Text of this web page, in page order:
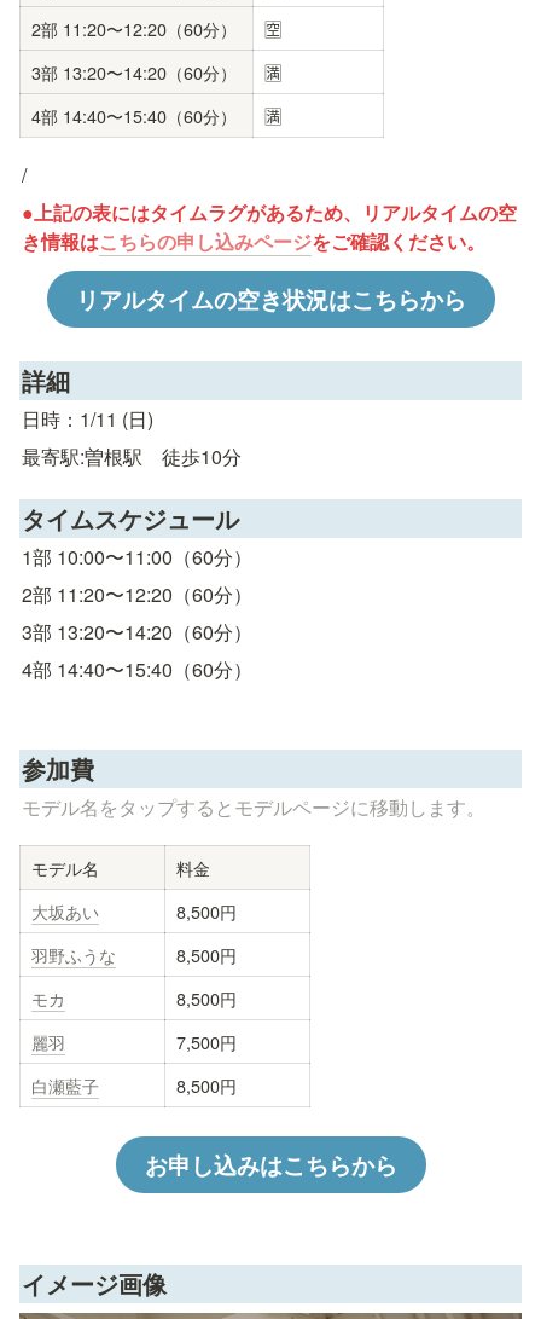
2部 11:20〜12:20（60分）
🈳
3部 13:20〜14:20（60分）
🈵
4部 14:40〜15:40（60分）
🈵
/
●上記の表にはタイムラグがあるため、リアルタイムの空
き情報はこちらの申し込みページをご確認ください。
リアルタイムの空き状況はこちらから
詳細
日時：1/11 (日)
最寄駅:曽根駅　徒歩10分
タイムスケジュール
1部 10:00〜11:00（60分）
2部 11:20〜12:20（60分）
3部 13:20〜14:20（60分）
4部 14:40〜15:40（60分）
参加費
モデル名をタップするとモデルページに移動します。
モデル名
料金
大坂あい
8,500円
羽野ふうな
8,500円
モカ
8,500円
麗羽
7,500円
白瀬藍子
8,500円
お申し込みはこちらから
イメージ画像